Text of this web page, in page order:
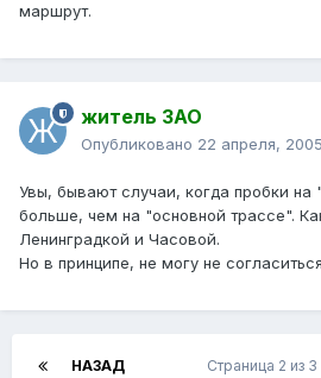
маршрут.
житель ЗАО
Опубликовано 22 апреля, 2005
Увы, бывают случаи, когда пробки на
больше, чем на "основной трассе".
Ленинградкой и Часовой.
Но в принципе, не могу не
НАЗАД Страница 2 из 3